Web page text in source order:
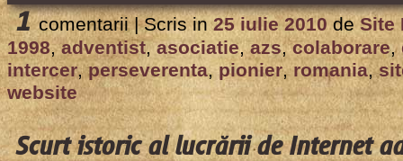
1 comentarii |Scris in 25 iulie 2010 de Site
1998,adventist,asociatie,azs,colaborare,
intercer,perseverenta,pionier,romania,
website
Scurt istoric al lucrării de Internet